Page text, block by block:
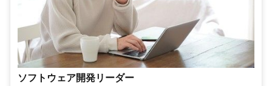
ソフトウェア開発リーダー